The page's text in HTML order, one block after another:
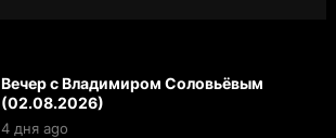
Вечер с Владимиром Соловьёвым
(02.08.2026)
4 дня ago